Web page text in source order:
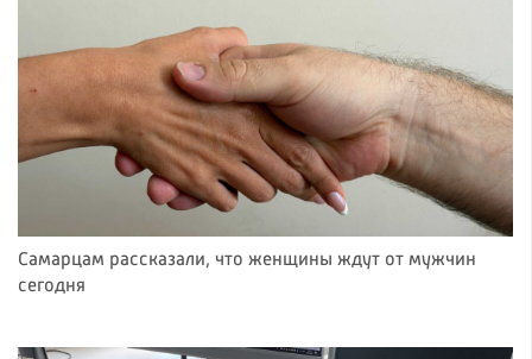
Самарцам рассказали, что женщины ждут от мужчин
сегодня